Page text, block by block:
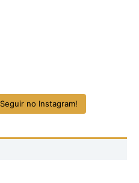
Seguir no Instagram!